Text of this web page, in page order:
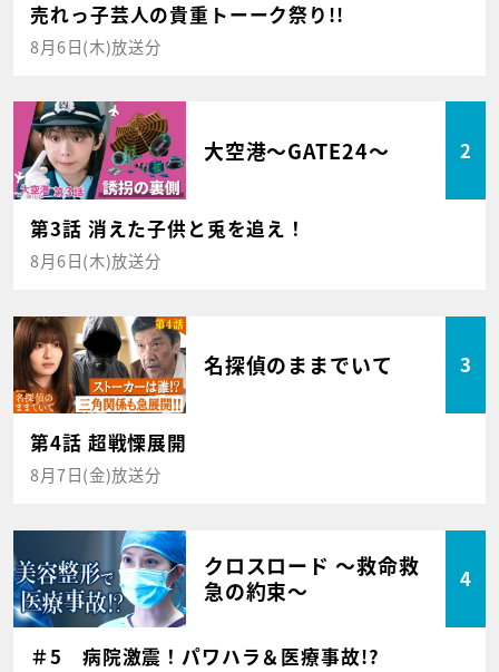
売れっ子芸人の貴重トーーク祭り!!
8月6日(木)放送分
大空港～GATE24～ 2
第3話 消えた子供と兎を追え！
8月6日(木)放送分
名探偵のままでいて 3
第4話 超戦慄展開
8月7日(金)放送分
クロスロード ～救命救
急の約束～
4
＃5 病院激震！パワハラ＆医療事故!?